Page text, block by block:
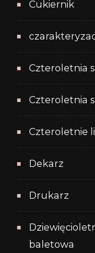
Cukiernik
Czteroletnia
Czteroletnia
Czteroletnie
Dekarz
Drukarz
baletowa